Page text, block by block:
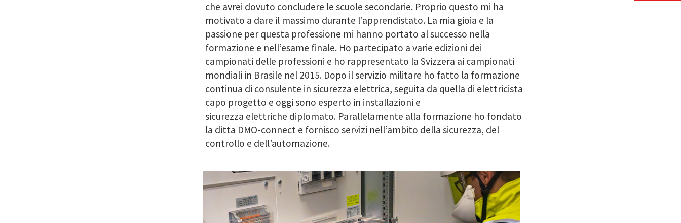
che avrei dovuto concludere le scuole secondarie. Proprio questo mi ha
motivato a dare il massimo durante l’apprendistato. La mia gioia e la
passione per questa professione mi hanno portato al successo nella
formazione e nell’esame finale. Ho partecipato a varie edizioni dei
campionati delle professioni e ho rappresentato la Svizzera ai campionati
mondiali in Brasile nel 2015. Dopo il servizio militare ho fatto la formazione
continua di consulente in sicurezza elettrica, seguita da quella di elettricista
capo progetto e oggi sono esperto in installazioni e
sicurezza elettriche diplomato. Parallelamente alla formazione ho fondato
la ditta DMO-connect e fornisco servizi nell’ambito della sicurezza, del
controllo e dell’automazione.